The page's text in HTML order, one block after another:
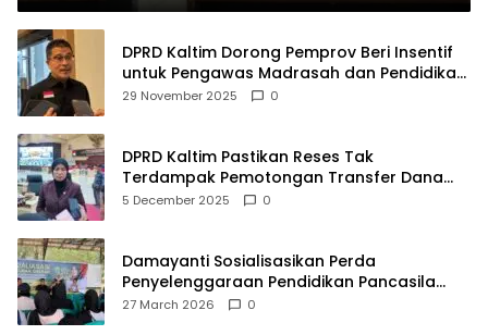
DPRD Kaltim Dorong Pemprov Beri Insentif
untuk Pengawas Madrasah dan Pendidikan
Agama
29 November 2025 0
DPRD Kaltim Pastikan Reses Tak
Terdampak Pemotongan Transfer Dana
Pusat
5 December 2025 0
Damayanti Sosialisasikan Perda
Penyelenggaraan Pendidikan Pancasila
dan Wawasan Kebangsaan
27 March 2026 0